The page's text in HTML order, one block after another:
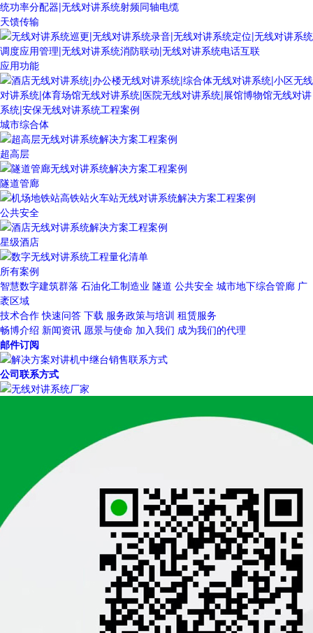
天馈传输
应用功能
城市综合体
超高层
隧道管廊
公共安全
星级酒店
所有案例
智慧数字建筑群落 石油化工制造业 隧道 公共安全 城市地下综合管廊 广
袤区域
技术合作 快速问答 下载 服务政策与培训 租赁服务
畅博介绍 新闻资讯 愿景与使命 加入我们 成为我们的代理
邮件订阅
公司联系方式